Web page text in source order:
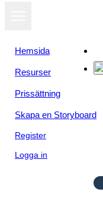
Hemsida
Resurser
Prissättning
Skapa en Storyboard
Register
Logga in
Visa som
bildspel